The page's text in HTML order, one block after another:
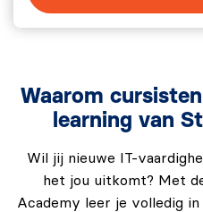
(communiceren met
Module 6.1: Flexbox:
Module 6.2: Grid-
Module 6.3: Responsief
Module 6.4: CSS
Waarom
learning van
Wil jij nieuwe IT-
het jou uitkomt? Met
Academy leer je volledig